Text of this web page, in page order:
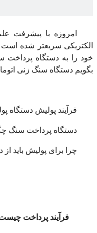
امروزه با پیشرفت
الکتریکی سریعتر شده
خود را به دستگاه پرداخت
بگویم دستگاه سنگ زنی
فرآیند پولیش
دستگاه پرداخت سنگ
چرا برای پولیش باید
فرآیند پرداخت